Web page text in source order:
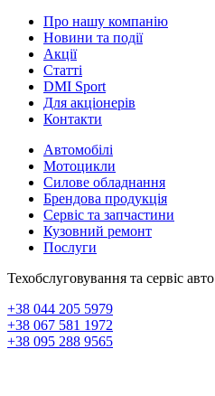
Про нашу компанію
Новини та події
Акції
Статті
DMI Sport
Для акціонерів
Контакти
Автомобілі
Мотоцикли
Силове обладнання
Брендова продукція
Сервіс та запчастини
Кузовний ремонт
Послуги
Техобслуговування та сервіс авто
+38 044 205 5979
+38 067 581 1972
+38 095 288 9565